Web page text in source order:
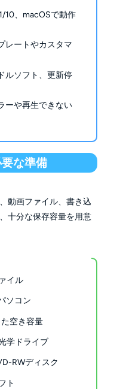
10、macOSで動作
レートやカスタマ
ルソフト、更新停
ーや再生できない
な準備
動画ファイル、書き込
十分な保存容量を用意
イル
ソコン
空き容量
学ドライブ
RWディスク
ト